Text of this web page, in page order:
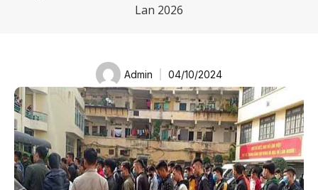
Lan 2026
Admin 04/10/2024